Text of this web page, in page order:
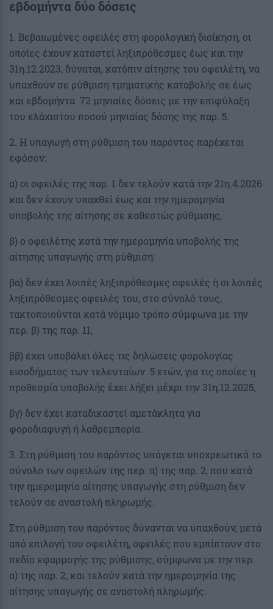
εβδομήντα δύο δόσεις
1. Βεβαιωμένες οφειλές στη φορολογική διοίκηση, οι
οποίες έχουν καταστεί ληξιπρόθεσμες έως και την
31η.12.2023, δύναται, κατόπιν αίτησης του οφειλέτη, να
υπαχθούν σε ρύθμιση τμηματικής καταβολής σε έως
και εβδομήντα 72 μηνιαίες δόσεις με την επιφύλαξη
του ελάχιστου ποσού μηνιαίας δόσης της παρ. 5.
2. Η υπαγωγή στη ρύθμιση του παρόντος παρέχεται
εφόσον:
α) οι οφειλές της παρ. 1 δεν τελούν κατά την 21η.4.2026
και δεν έχουν υπαχθεί έως και την ημερομηνία
υποβολής της αίτησης σε καθεστώς ρύθμισης,
β) ο οφειλέτης κατά την ημερομηνία υποβολής της
αίτησης υπαγωγής στη ρύθμιση:
βα) δεν έχει λοιπές ληξιπρόθεσμες οφειλές ή οι λοιπές
ληξιπρόθεσμες οφειλές του, στο σύνολό τους,
τακτοποιούνται κατά νόμιμο τρόπο σύμφωνα με την
περ. β) της παρ. 11,
ββ) έχει υποβάλει όλες τις δηλώσεις φορολογίας
εισοδήματος των τελευταίων 5 ετών, για τις οποίες η
προθεσμία υποβολής έχει λήξει μέχρι την 31η.12.2025,
βγ) δεν έχει καταδικαστεί αμετάκλητα για
φοροδιαφυγή ή λαθρεμπορία.
3. Στη ρύθμιση του παρόντος υπάγεται υποχρεωτικά το
σύνολο των οφειλών της περ. α) της παρ. 2, που κατά
την ημερομηνία αίτησης υπαγωγής στη ρύθμιση δεν
τελούν σε αναστολή πληρωμής.
Στη ρύθμιση του παρόντος δύνανται να υπαχθούν, μετά
από επιλογή του οφειλέτη, οφειλές που εμπίπτουν στο
πεδίο εφαρμογής της ρύθμισης, σύμφωνα με την περ.
α) της παρ. 2, και τελούν κατά την ημερομηνία της
αίτησης υπαγωγής σε αναστολή πληρωμής.